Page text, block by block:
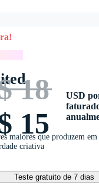
18
15
USD
maiores que produzem em
criativa
Teste gratuito de 7 dias